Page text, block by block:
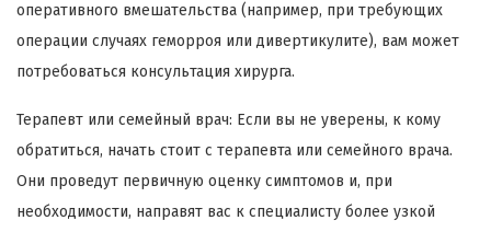
оперативного вмешательства (например, при требующих
операции случаях геморроя или дивертикулите), вам может
потребоваться консультация хирурга.
Терапевт или семейный врач: Если вы не уверены, к кому
обратиться, начать стоит с терапевта или семейного врача.
Они проведут первичную оценку симптомов и, при
необходимости, направят вас к специалисту более узкой